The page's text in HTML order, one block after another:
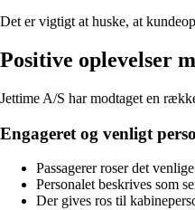
Det er vigtigt at huske, at
Positive oplevelser
Jettime A/S har modtaget en
Engageret og venligt
Passagerer roser det
Personalet beskrives som
Der gives ros til